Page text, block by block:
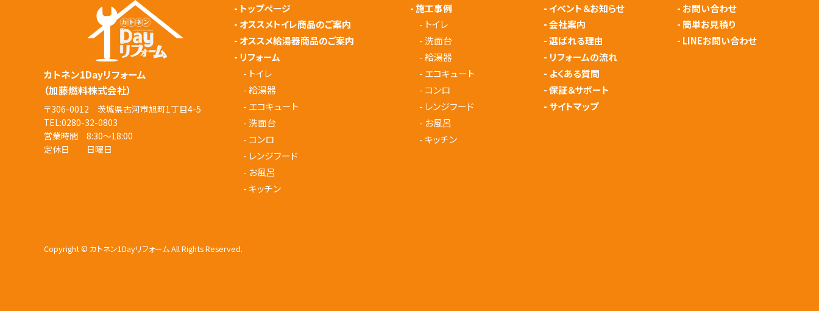
カトネン1Dayリフォーム
（加藤燃料株式会社）
〒306-0012 茨城県古河市旭町1丁目4-5
TEL:0280-32-0803
営業時間 8:30～18:00
定休日 日曜日
- トップページ
- オススメトイレ商品のご案内
- オススメ給湯器商品のご案内
- リフォーム
- トイレ
-給湯器
- エコキュート
-洗面台
- コンロ
- レンジフード
- お風呂
-キッチン
-施工事例
- トイレ
-洗面台
-給湯器
- エコキュート
- コンロ
- レンジフード
- お風呂
-キッチン
- イベント＆お知らせ
-会社案内
-選ばれる理由
- リフォームの流れ
- よくある質問
-保証＆サポート
- サイトマップ
- お問い合わせ
-簡単お見積り
- LINEお問い合わせ
Copyright © カトネン1Dayリフォーム All Rights Reserved.